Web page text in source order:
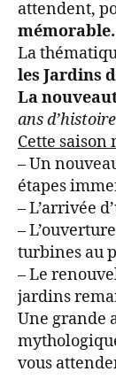
attendent,
mémorable.
La
les Jardins
La
ans
Cette saison
– Un
étapes
– L’arrivée
–
turbines au
– Le
jardins
Une grande
vous